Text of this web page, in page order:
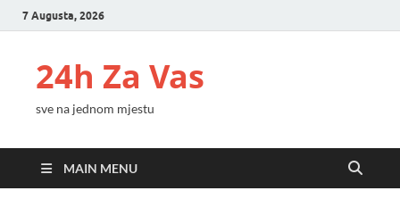
7 Augusta, 2026
24h Za Vas
sve na jednom mjestu
MAIN MENU